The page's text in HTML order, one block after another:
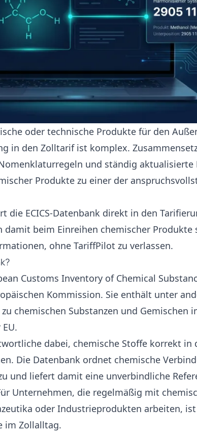
oder technische Produkte für den
in den Zolltarif ist komplex.
und ständig aktualisierte
Produkte zu einer der
die ECICS-Datenbank direkt in den
beim Einreihen chemischer
ohne TariffPilot zu verlassen.
Customs Inventory of Chemical
Kommission. Sie enthält unter
chemischen Substanzen und Gemischen
dabei, chemische Stoffe korrekt in
Die Datenbank ordnet chemische
und liefert damit eine unverbindliche
Unternehmen, die regelmäßig mit
oder Industrieprodukten arbeiten, ist
im Zollalltag.